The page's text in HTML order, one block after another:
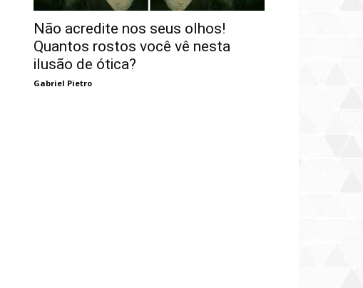
Não acredite nos seus olhos!
Quantos rostos você vê nesta
ilusão de ótica?
Gabriel Pietro